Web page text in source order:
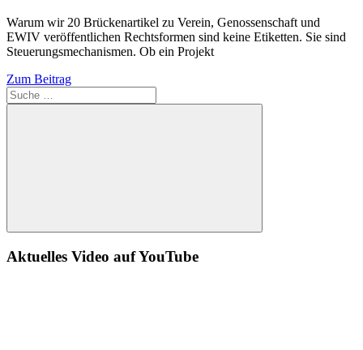
Warum wir 20 Brückenartikel zu Verein, Genossenschaft und
EWIV veröffentlichen Rechtsformen sind keine Etiketten. Sie sind
Steuerungsmechanismen. Ob ein Projekt
Zum Beitrag
Suche
Aktuelles Video auf YouTube